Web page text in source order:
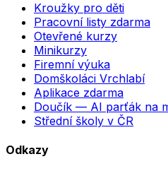
Kroužky pro děti
Pracovní listy zdarma
Otevřené kurzy
Minikurzy
Firemní výuka
Domškoláci Vrchlabí
Aplikace zdarma
Doučík — AI parťák na
Střední školy v ČR
Odkazy